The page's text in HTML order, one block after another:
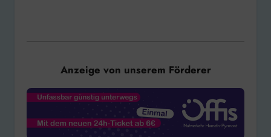
Anzeige von unserem Förderer